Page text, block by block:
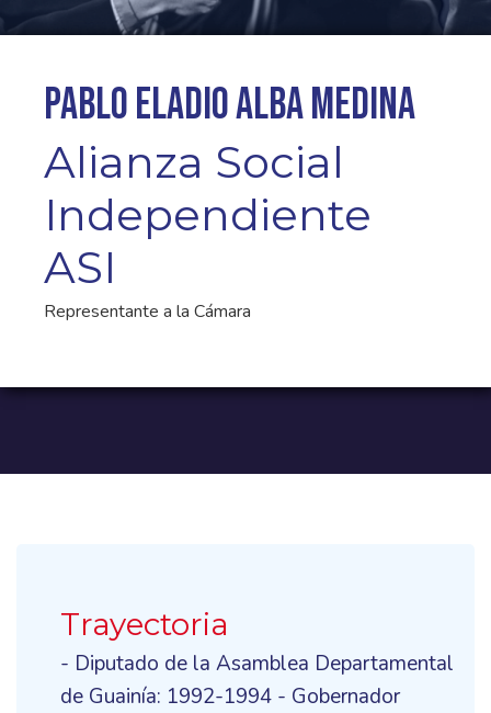
Pablo Eladio Alba Medina
Alianza Social
Independiente
ASI
Representante a la Cámara
Trayectoria
- Diputado de la Asamblea Departamental
de Guainía: 1992-1994 - Gobernador